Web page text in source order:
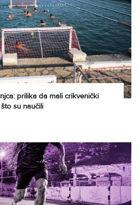
prilika da mali crikvenički
su naučili